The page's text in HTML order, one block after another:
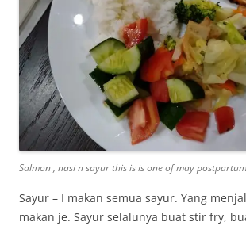
Salmon , nasi n sayur this is is one of may
Sayur – I makan semua sayur. Yang
makan je. Sayur selalunya buat stir fry,